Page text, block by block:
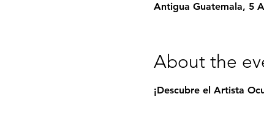
Antigua Guatemala, 5
About the
¡Descubre el Artista